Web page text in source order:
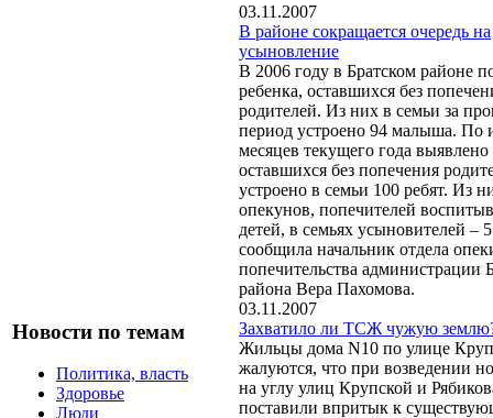
Новости по темам
Политика, власть
Здоровье
Люди
03.11.2007
В районе сокращается очередь на
усыновление
В 2006 году в Братском районе
ребенка, оставшихся без
родителей. Из них в семьи за
период устроено 94 малыша. По
месяцев текущего года выявлено
оставшихся без попечения
устроено в семьи 100 ребят. Из
опекунов, попечителей
детей, в семьях усыновителей –
сообщила начальник отдела
попечительства администрации
района Вера Пахомова.
03.11.2007
Захватило ли ТСЖ чужую
Жильцы дома N10 по улице
жалуются, что при возведении
на углу улиц Крупской и
поставили впритык к